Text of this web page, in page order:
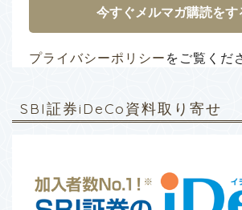
プライバシーポリシーをご覧くだ
SBI証券iDeCo資料取り寄せ